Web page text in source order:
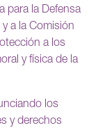
para la Defensa
a la Comisión
a los
y física de la
los
y derechos